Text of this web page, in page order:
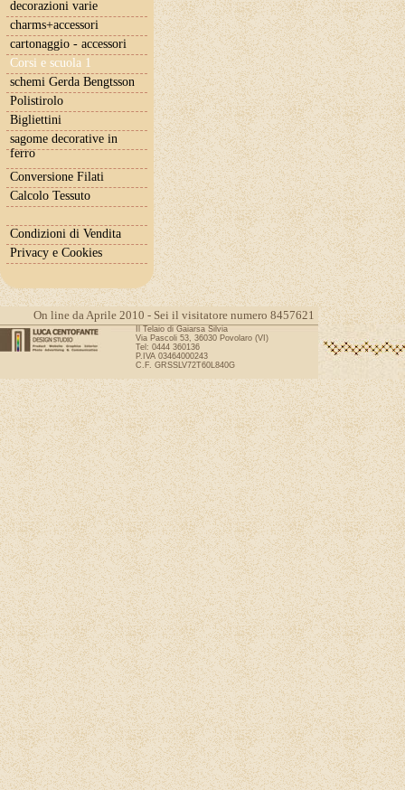
decorazioni varie
charms+accessori
cartonaggio - accessori
Corsi e scuola 1
schemi Gerda Bengtsson
Polistirolo
Bigliettini
sagome decorative in
ferro
Conversione Filati
Calcolo Tessuto
Condizioni di Vendita
Privacy e Cookies
On line da Aprile 2010 - Sei il visitatore numero 8457621
Il Telaio di Gaiarsa Silvia
Via Pascoli 53, 36030 Povolaro (VI)
Tel: 0444 360136
P.IVA 03464000243
C.F. GRSSLV72T60L840G